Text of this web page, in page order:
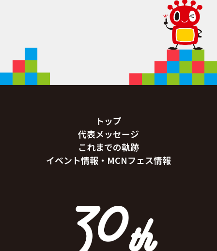
トップ
代表メッセージ
これまでの軌跡
イベント情報・MCNフェス情報